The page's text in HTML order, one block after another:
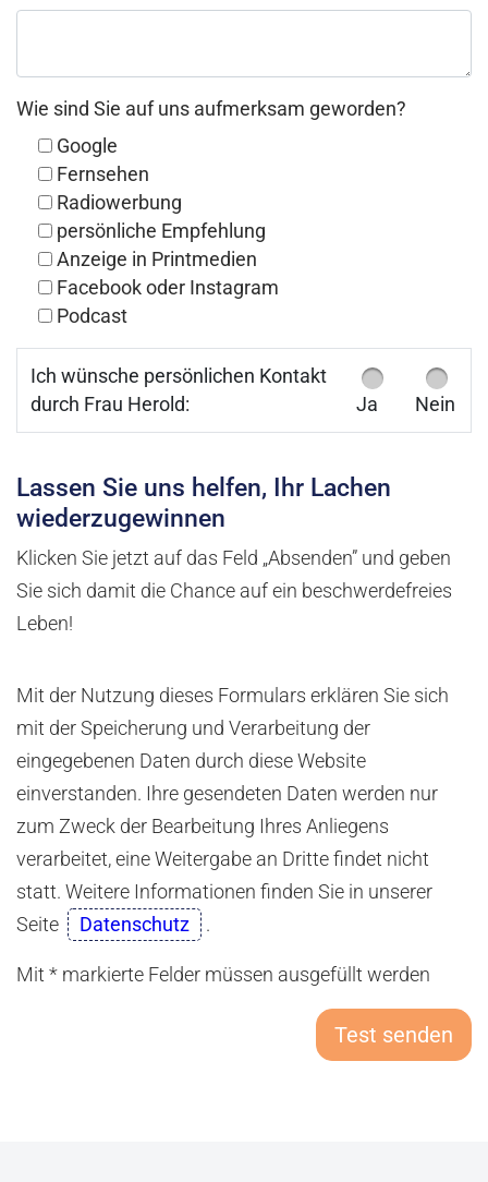
Wie sind Sie auf uns aufmerksam geworden?
Google
Fernsehen
Radiowerbung
persönliche Empfehlung
Anzeige in Printmedien
Facebook oder Instagram
Podcast
Ich wünsche persönlichen Kontakt
durch Frau Herold:
Ja Nein
Lassen Sie uns helfen, Ihr Lachen
wiederzugewinnen
Klicken Sie jetzt auf das Feld „Absenden” und geben
Sie sich damit die Chance auf ein beschwerdefreies
Leben!
Mit der Nutzung dieses Formulars erklären Sie sich
mit der Speicherung und Verarbeitung der
eingegebenen Daten durch diese Website
einverstanden. Ihre gesendeten Daten werden nur
zum Zweck der Bearbeitung Ihres Anliegens
verarbeitet, eine Weitergabe an Dritte findet nicht
statt. Weitere Informationen finden Sie in unserer
Seite
Datenschutz .
Mit * markierte Felder müssen ausgefüllt werden
Test senden